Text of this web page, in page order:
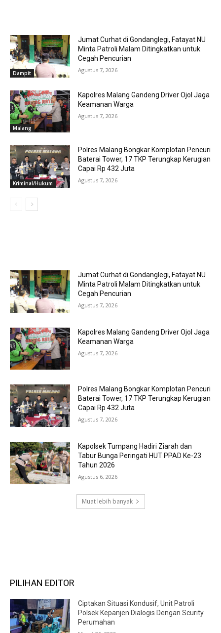
Dampit
Jumat Curhat di Gondanglegi, Fatayat NU
Minta Patroli Malam Ditingkatkan untuk
Cegah Pencurian
Agustus 7, 2026
Malang
Kapolres Malang Gandeng Driver Ojol Jaga
Keamanan Warga
Agustus 7, 2026
Kriminal/Hukum
Polres Malang Bongkar Komplotan Pencuri
Baterai Tower, 17 TKP Terungkap Kerugian
Capai Rp 432 Juta
Agustus 7, 2026
Jumat Curhat di Gondanglegi, Fatayat NU
Minta Patroli Malam Ditingkatkan untuk
Cegah Pencurian
Agustus 7, 2026
Kapolres Malang Gandeng Driver Ojol Jaga
Keamanan Warga
Agustus 7, 2026
Polres Malang Bongkar Komplotan Pencuri
Baterai Tower, 17 TKP Terungkap Kerugian
Capai Rp 432 Juta
Agustus 7, 2026
Kapolsek Tumpang Hadiri Ziarah dan
Tabur Bunga Peringati HUT PPAD Ke-23
Tahun 2026
Agustus 6, 2026
Muat lebih banyak
PILIHAN EDITOR
Ciptakan Situasi Kondusif, Unit Patroli
Polsek Kepanjen Dialogis Dengan Scurity
Perumahan